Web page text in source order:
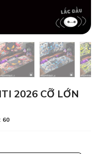
2026 CỠ LỚN
60